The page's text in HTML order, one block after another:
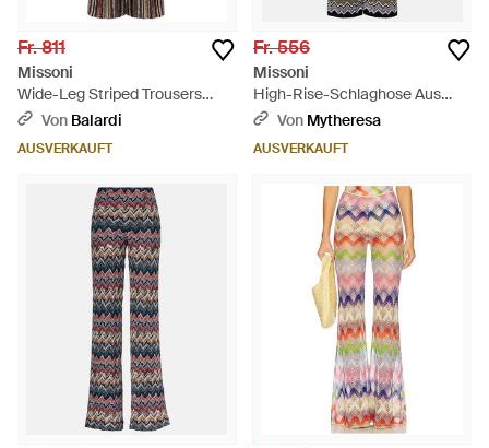
Fr. 811
Missoni
Wide-Leg Striped Trousers
With Textured Metallic F -
Von Balardi
AUSVERKAUFT
Fr. 556
Missoni
High-Rise-Schlaghose Aus
Haekelstrick - Grau
Von Mytheresa
AUSVERKAUFT